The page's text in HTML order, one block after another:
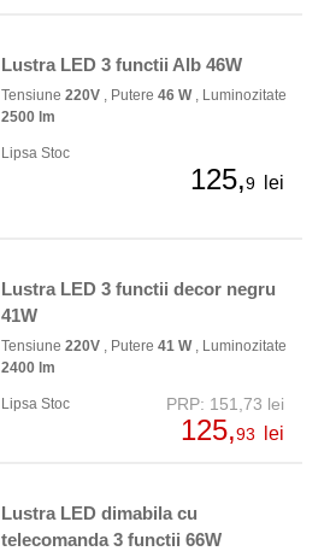
Lustra LED 3 functii Alb 46W
Tensiune 220V , Putere 46 W, Luminozitate
2500 lm
Lipsa Stoc
125,9 lei
Lustra LED 3 functii decor negru
41W
Tensiune 220V , Putere 41 W, Luminozitate
2400 lm
Lipsa Stoc PRP: 151,73 lei
125,93 lei
Lustra LED dimabila cu
telecomanda 3 functii 66W